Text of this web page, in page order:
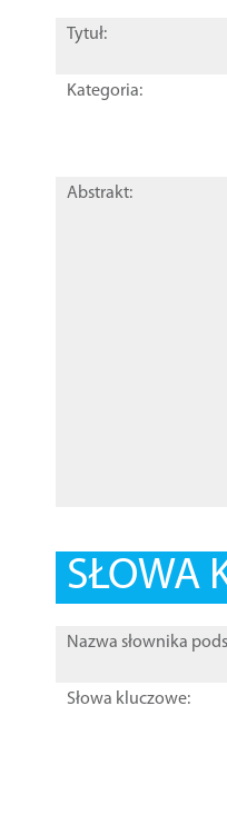
Tytuł:
Kategoria:
Abstrakt:
SŁOWA
Nazwa słownika
Słowa kluczowe: